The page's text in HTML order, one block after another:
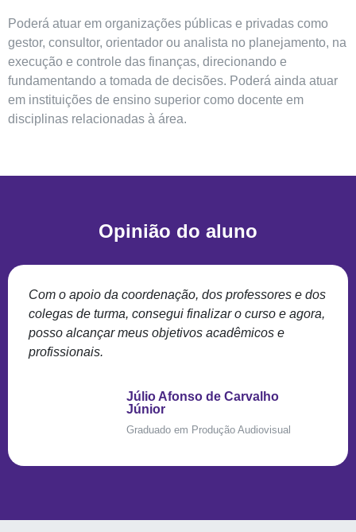
Poderá atuar em organizações públicas e privadas como
gestor, consultor, orientador ou analista no planejamento, na
execução e controle das finanças, direcionando e
fundamentando a tomada de decisões. Poderá ainda atuar
em instituições de ensino superior como docente em
disciplinas relacionadas à área.
Opinião do aluno
Com o apoio da coordenação, dos professores e dos
colegas de turma, consegui finalizar o curso e agora,
posso alcançar meus objetivos acadêmicos e
profissionais.
Júlio Afonso de Carvalho
Júnior
Graduado em Produção Audiovisual